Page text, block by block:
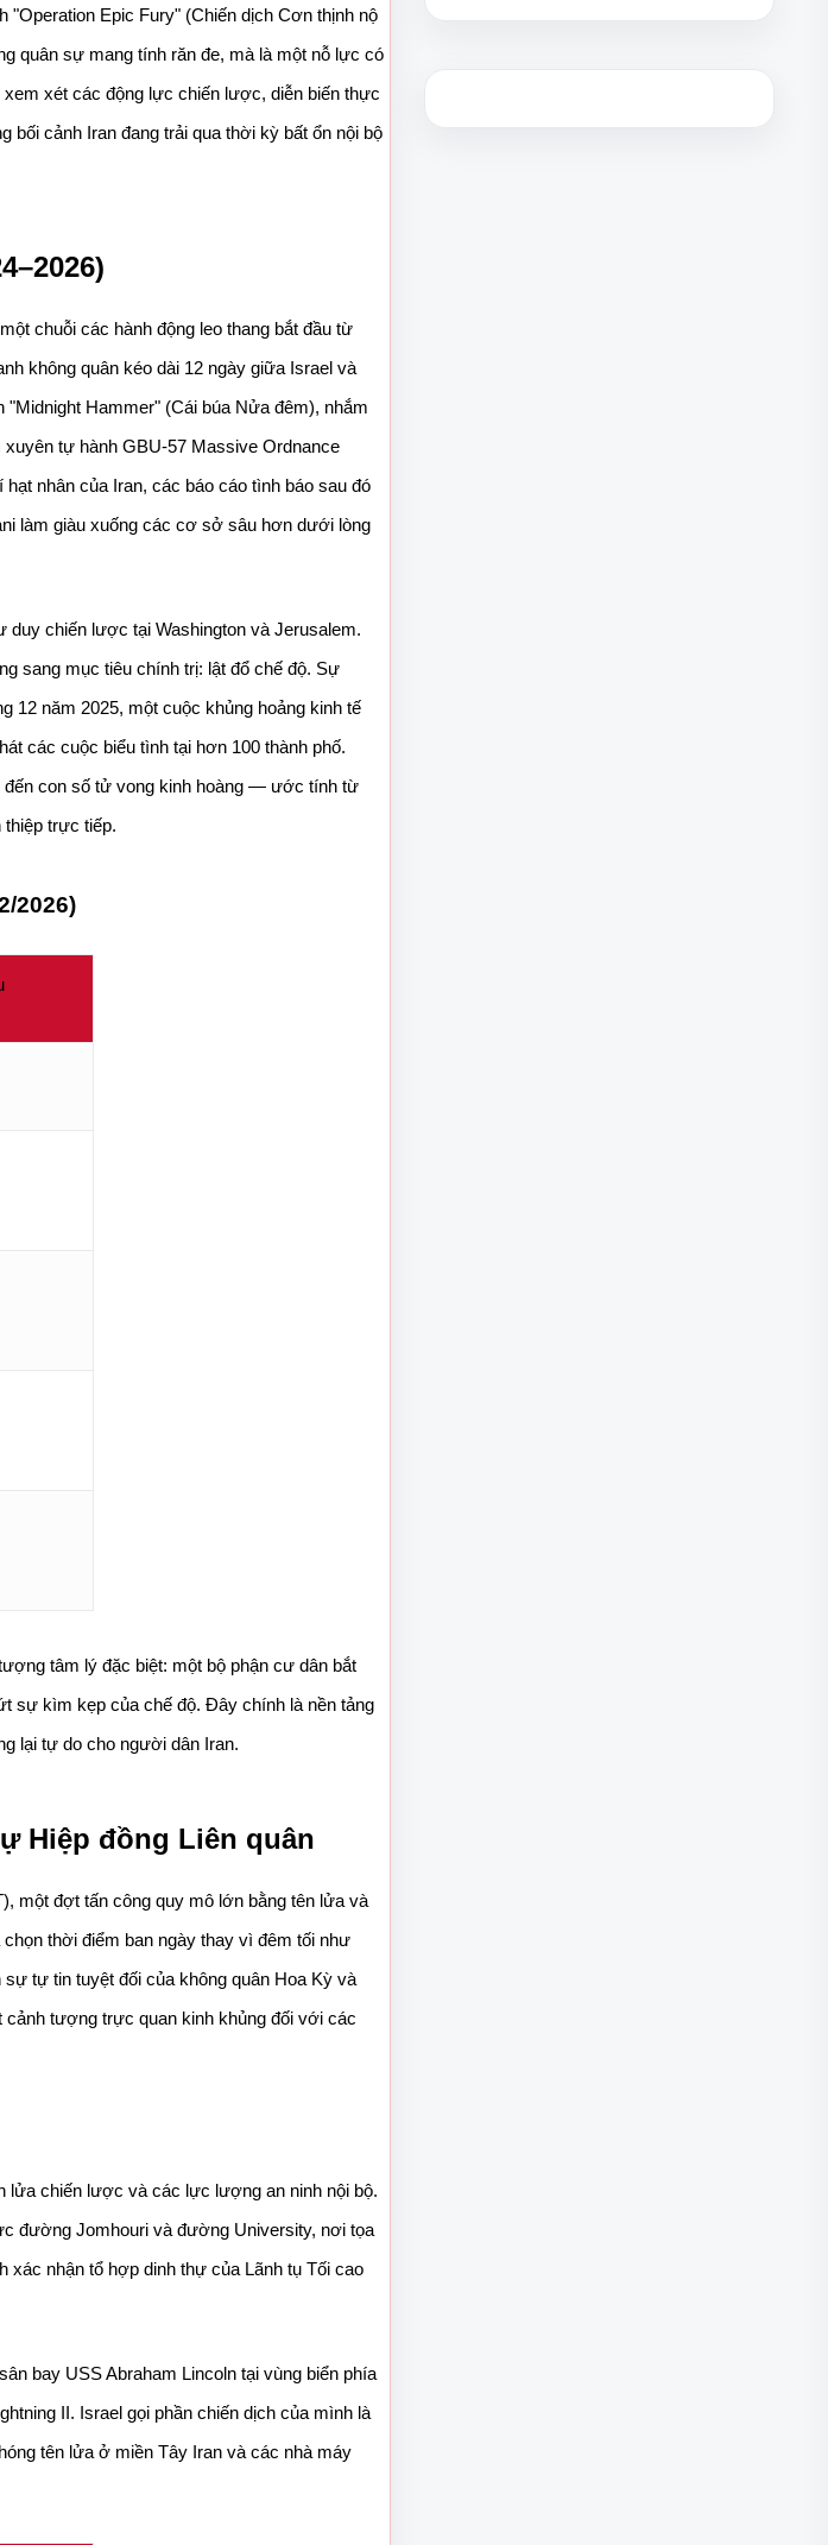
"Operation Epic Fury" (Chiến dịch Cơn thịnh nộ
quân sự mang tính răn đe, mà là một nỗ lực có
xét các động lực chiến lược, diễn biến thực
bối cảnh Iran đang trải qua thời kỳ bất ổn nội bộ
chuỗi các hành động leo thang bắt đầu từ
không quân kéo dài 12 ngày giữa Israel và
"Midnight Hammer" (Cái búa Nửa đêm), nhắm
tự hành GBU-57 Massive Ordnance
nhân của Iran, các báo cáo tình báo sau đó
làm giàu xuống các cơ sở sâu hơn dưới lòng
duy chiến lược tại Washington và Jerusalem.
sang mục tiêu chính trị: lật đổ chế độ. Sự
12 năm 2025, một cuộc khủng hoảng kinh tế
các cuộc biểu tình tại hơn 100 thành phố.
đến con số tử vong kinh hoàng — ước tính từ
trực tiếp.
2026)
tâm lý đặc biệt: một bộ phận cư dân bắt
sự kìm kẹp của chế độ. Đây chính là nền tảng
lại tự do cho người dân Iran.
Hiệp đồng Liên quân
một đợt tấn công quy mô lớn bằng tên lửa và
thời điểm ban ngày thay vì đêm tối như
tự tin tuyệt đối của không quân Hoa Kỳ và
cảnh tượng trực quan kinh khủng đối với các
lửa chiến lược và các lực lượng an ninh nội bộ.
đường Jomhouri và đường University, nơi tọa
xác nhận tổ hợp dinh thự của Lãnh tụ Tối cao
bay USS Abraham Lincoln tại vùng biển phía
II. Israel gọi phần chiến dịch của mình là
tên lửa ở miền Tây Iran và các nhà máy